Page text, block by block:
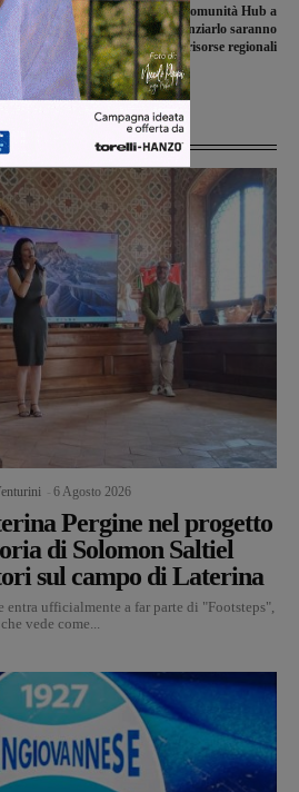
Nasce la Casa della Comunità Hub a
Terranuova. A finanziarlo saranno
risorse regionali
6 Agosto 2026
Pergine nel progetto
di Solomon Saltiel
sul campo di Laterina
ufficialmente a far parte di "Footsteps",
vede come...